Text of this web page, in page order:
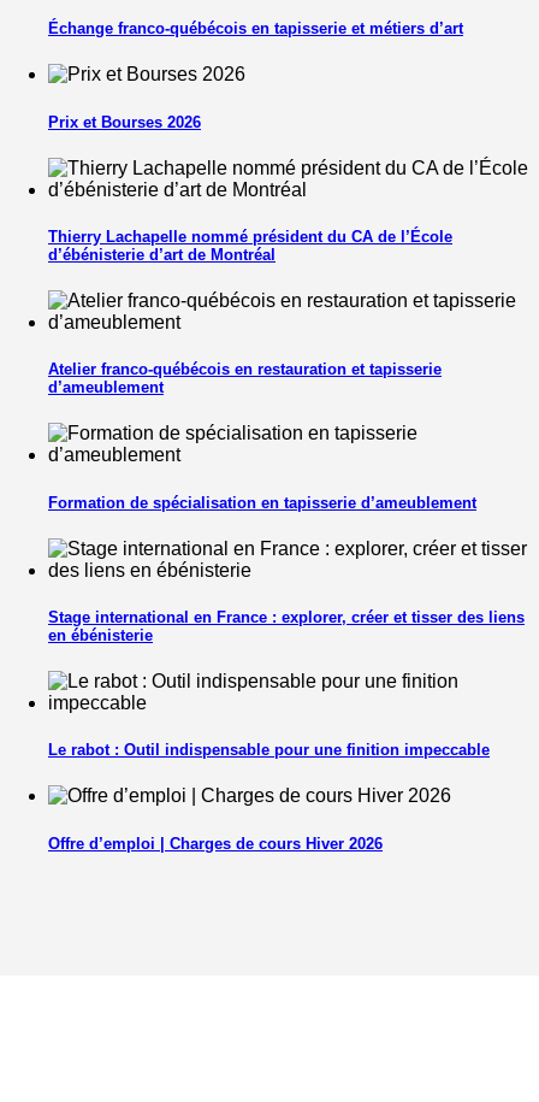
Échange franco-québécois en tapisserie et métiers d’art
Prix et Bourses 2026
Thierry Lachapelle nommé président du CA de l’École
d’ébénisterie d’art de Montréal
Atelier franco-québécois en restauration et tapisserie
d’ameublement
Formation de spécialisation en tapisserie d’ameublement
Stage international en France : explorer, créer et tisser des liens
en ébénisterie
Le rabot : Outil indispensable pour une finition impeccable
Offre d’emploi | Charges de cours Hiver 2026